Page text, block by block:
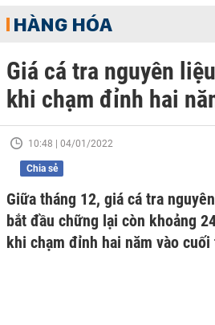
HÀNG HÓA
Giá cá tra nguyên
khi chạm đỉnh hai
10:48 | 04/01/2022
Chia sẻ
Giữa tháng 12, giá cá tra
bắt đầu chững lại còn khoảng
khi chạm đỉnh hai năm vào cuối